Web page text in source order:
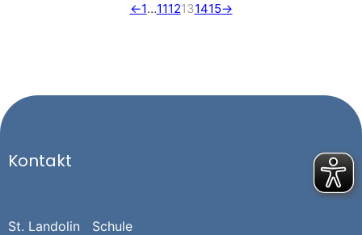
←1…1112131415→
Kontakt
St. Landolin Schule